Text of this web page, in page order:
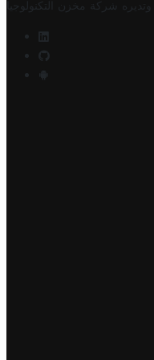
شركة مخزن التكنولوجيا